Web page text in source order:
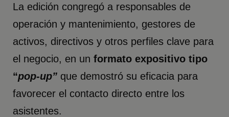
La edición congregó a responsables de
operación y mantenimiento, gestores de
activos, directivos y otros perfiles clave para
el negocio, en unformato expositivo tipo
“pop-up” que demostró su eficacia para
favorecer el contacto directo entre los
asistentes.